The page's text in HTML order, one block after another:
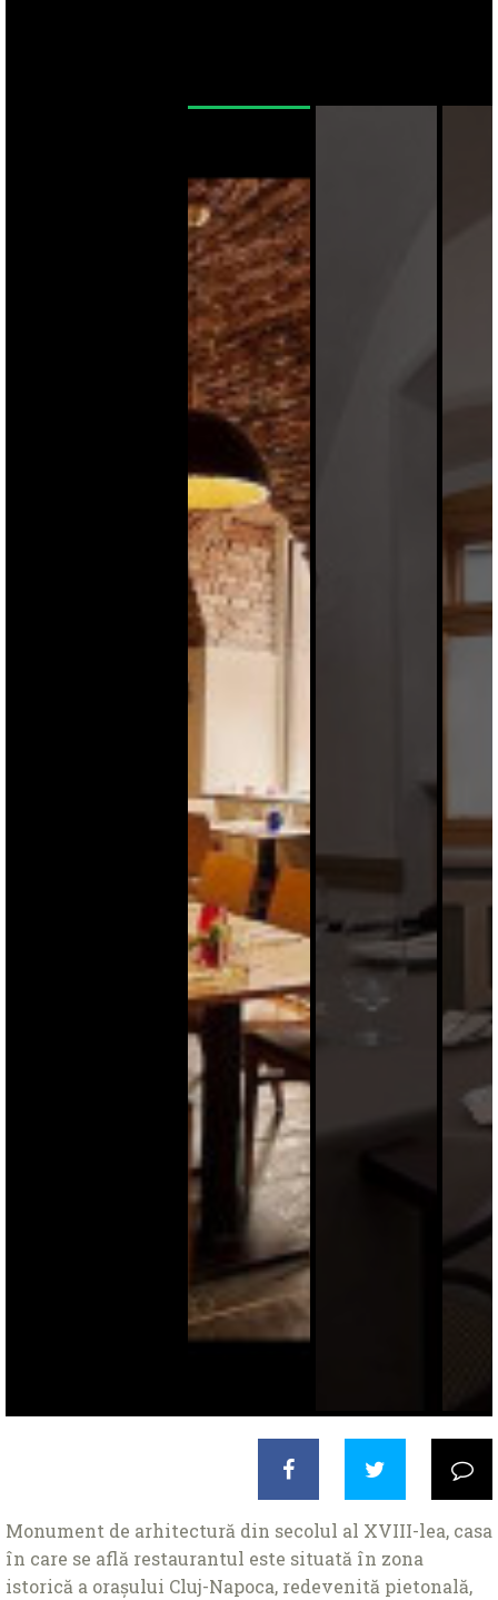
Monument de arhitectură din secolul al XVIII-lea, casa
în care se află restaurantul este situată în zona
istorică a oraşului Cluj-Napoca, redevenită pietonală,